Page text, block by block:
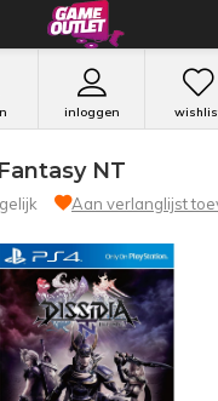
inloggen
NT
Aan verlanglijst